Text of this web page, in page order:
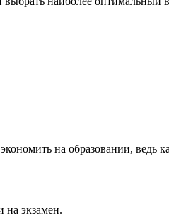
на образовании, ведь
на экзамен.